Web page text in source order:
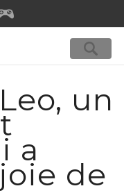
un
a
de